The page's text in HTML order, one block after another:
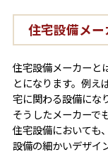
住宅設備メー
住宅設備メーカーと
とになります。例え
宅に関わる設備にな
そうしたメーカーで
住宅設備においても
設備の細かいデザイ